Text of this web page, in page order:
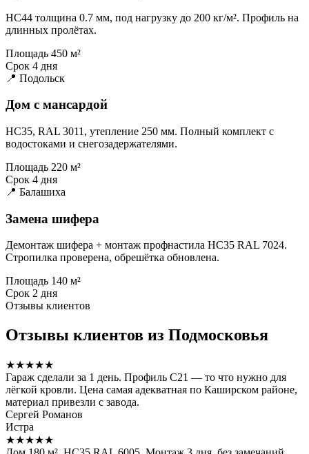
НС44 толщина 0.7 мм, под нагрузку до 200 кг/м². Профиль на
длинных пролётах.
Площадь 450 м²
Срок 4 дня
📍 Подольск
Дом с мансардой
НС35, RAL 3011, утепление 250 мм. Полный комплект с
водостоками и снегозадержателями.
Площадь 220 м²
Срок 4 дня
📍 Балашиха
Замена шифера
Демонтаж шифера + монтаж профнастила НС35 RAL 7024.
Стропилка проверена, обрешётка обновлена.
Площадь 140 м²
Срок 2 дня
Отзывы клиентов
Отзывы клиентов из Подмосковья
★★★★★
Гараж сделали за 1 день. Профиль С21 — то что нужно для
лёгкой кровли. Цена самая адекватная по Каширском районе,
материал привезли с завода.
Сергей Романов
Истра
★★★★★